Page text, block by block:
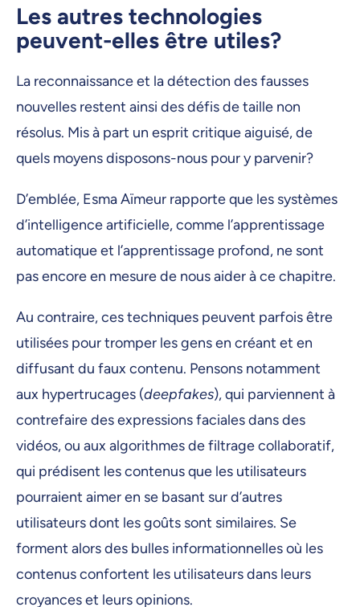
Les autres technologies
peuvent-elles être utiles?
La reconnaissance et la détection des fausses
nouvelles restent ainsi des défis de taille non
résolus. Mis à part un esprit critique aiguisé, de
quels moyens disposons-nous pour y parvenir?
D’emblée, Esma Aïmeur rapporte que les systèmes
d’intelligence artificielle, comme l’apprentissage
automatique et l’apprentissage profond, ne sont
pas encore en mesure de nous aider à ce chapitre.
Au contraire, ces techniques peuvent parfois être
utilisées pour tromper les gens en créant et en
diffusant du faux contenu. Pensons notamment
aux hypertrucages (deepfakes), qui parviennent à
contrefaire des expressions faciales dans des
vidéos, ou aux algorithmes de filtrage collaboratif,
qui prédisent les contenus que les utilisateurs
pourraient aimer en se basant sur d’autres
utilisateurs dont les goûts sont similaires. Se
forment alors des bulles informationnelles où les
contenus confortent les utilisateurs dans leurs
croyances et leurs opinions.